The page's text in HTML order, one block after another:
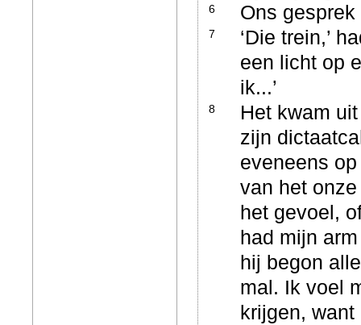
6 Ons
7
‘Die trein,’
een licht op
ik...’
8
Het kwam
zijn
eveneens
van het
het gevoel,
had mijn
hij begon
mal. Ik voel
krijgen,